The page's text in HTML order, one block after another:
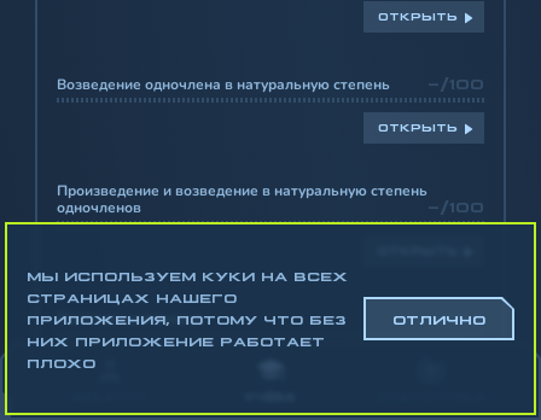
ОТКРЫТЬ
Возведение одночлена в натуральную степень -/100
ОТКРЫТЬ
Произведение и возведение в натуральную степень
одночленов
-/100
Понятие многочлена -/100
МЫ ИСПОЛЬЗУЕМ КУКИ НА ВСЕХ
СТРАНИЦАХ НАШЕГО
ПРИЛОЖЕНИЯ, ПОТОМУ ЧТО БЕЗ
НИХ ПРИЛОЖЕНИЕ РАБОТАЕТ
ПЛОХО
ОТЛИЧНО